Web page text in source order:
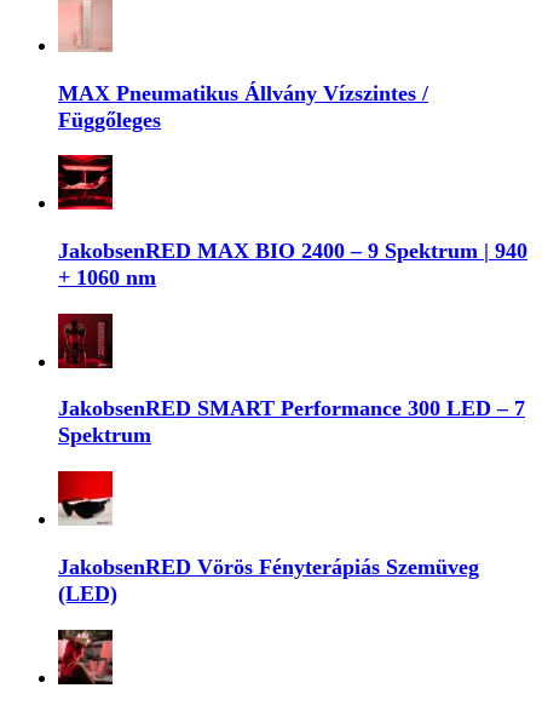
MAX Pneumatikus Állvány Vízszintes /
Függőleges
JakobsenRED MAX BIO 2400 – 9 Spektrum | 940
+ 1060 nm
JakobsenRED SMART Performance 300 LED – 7
Spektrum
JakobsenRED Vörös Fényterápiás Szemüveg
(LED)